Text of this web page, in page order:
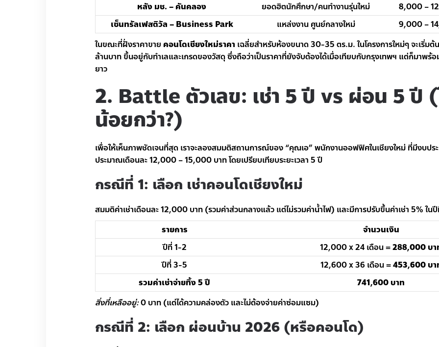
หลัง มช. – คันคลอง
ยอดฮิตนักศึกษา/คนทำงานรุ่นใหม่
8,000 –
เซ็นทรัลเฟสติวัล – Business Park
แหล่งงาน ศูนย์กลางใหม่
9,000 –
ในขณะที่ฝั่งราคาขาย คอนโดเชียงใหม่ราคา เฉลี่ยสำหรับห้องขนาด 30-35 ตร.ม. ในโครงการใหม่ๆ จะเริ่ม
ล้านบาท ขึ้นอยู่กับทำเลและเกรดของวัสดุ ซึ่งถือว่าเป็นราคาที่ยังจับต้องได้เมื่อเทียบกับกรุงเทพฯ แต่ก็มาพร้
ยาว
2. Battle ตัวเลข: เช่า 5 ปี vs ผ่อน 5 ปี (
น้อยกว่า?)
เพื่อให้เห็นภาพชัดเจนที่สุด เราจะลองสมมติสถานการณ์ของ “คุณเอ” พนักงานออฟฟิศในเชียงใหม่ ที่มีงบป
ประมาณเดือนละ 12,000 – 15,000 บาท โดยเปรียบเทียบระยะเวลา 5 ปี
กรณีที่ 1: เลือก เช่าคอนโดเชียงใหม่
สมมติค่าเช่าเดือนละ 12,000 บาท (รวมค่าส่วนกลางแล้ว แต่ไม่รวมค่าน้ำไฟ) และมีการปรับขึ้นค่าเช่า 5% ใน
รายการ
จำนวนเงิน
ปีที่ 1-2
12,000 x 24 เดือน =288,000 บ
ปีที่ 3-5
12,600 x 36 เดือน =453,600 บา
รวมค่าเช่าจ่ายทิ้ง 5 ปี
741,600 บาท
สิ่งที่เหลืออยู่:0 บาท (แต่ได้ความคล่องตัว และไม่ต้องจ่ายค่าซ่อมแซม)
กรณีที่ 2: เลือก ผ่อนบ้าน 2026 (หรือคอนโด)